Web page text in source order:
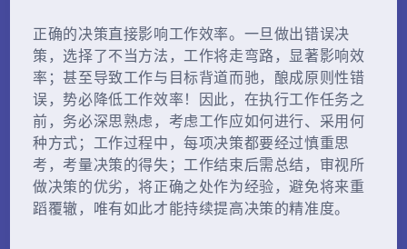
正确的决策直接影响工作效率。一旦做出错误决
策，选择了不当方法，工作将走弯路，显著影响效
率；甚至导致工作与目标背道而驰，酿成原则性错
误，势必降低工作效率！因此，在执行工作任务之
前，务必深思熟虑，考虑工作应如何进行、采用何
种方式；工作过程中，每项决策都要经过慎重思
考，考量决策的得失；工作结束后需总结，审视所
做决策的优劣，将正确之处作为经验，避免将来重
蹈覆辙，唯有如此才能持续提高决策的精准度。